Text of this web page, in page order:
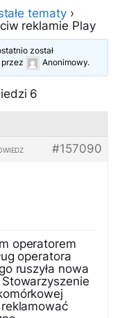
tematy ›
reklamie Play
został
przez Anonimowy.
6
#157090
operatorem
operatora
ruszyła nowa